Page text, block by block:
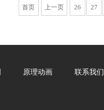
首页 上一页 26 27
原理动画 联系我们